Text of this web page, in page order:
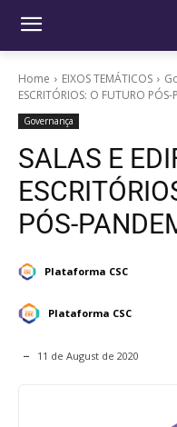
Home EIXOS TEMÁTICOS
ESCRITÓRIOS: O FUTURO
Governança
SALAS E
PÓS-
Plataforma CSC
Plataforma CSC
11 de August de 2020